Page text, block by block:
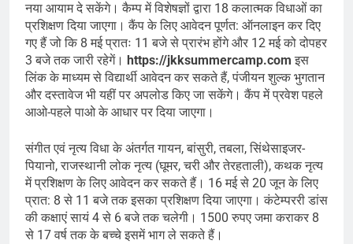
नया आयाम दे सकेंगे। कैम्प में विशेषज्ञों द्वारा 18 कलात्मक विधाओं का
प्रशिक्षण दिया जाएगा। कैंप के लिए आवेदन पूर्णत: ऑनलाइन कर दिए
गए हैं जो कि 8 मई प्रातः 11 बजे से प्रारंभ होंगे और 12 मई को दोपहर
3 बजे तक जारी रहेगें। https://jkksummercamp.com इस
लिंक के माध्यम से विद्यार्थी आवेदन कर सकते हैं, पंजीयन शुल्क भुगतान
और दस्तावेज भी यहीं पर अपलोड किए जा सकेंगे। कैंप में प्रवेश पहले
आओ-पहले पाओ के आधार पर दिया जाएगा।
संगीत एवं नृत्य विधा के अंतर्गत गायन, बांसुरी, तबला, सिंथेसाइजर-
पियानो, राजस्थानी लोक नृत्य (घूमर, चरी और तेरहताली), कथक नृत्य
में प्रशिक्षण के लिए आवेदन कर सकते हैं। 16 मई से 20 जून के लिए
प्रात: 8 से 11 बजे तक इसका प्रशिक्षण दिया जाएगा। कंटेम्पररी डांस
की कक्षाएं सायं 4 से 6 बजे तक चलेगी। 1500 रुपए जमा कराकर 8
से 17 वर्ष तक के बच्चे इसमें भाग ले सकते हैं।